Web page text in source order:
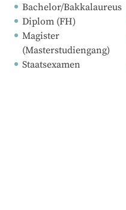
Bachelor/Bakkalaureus
Diplom (FH)
Magister
(Masterstudiengang)
Staatsexamen